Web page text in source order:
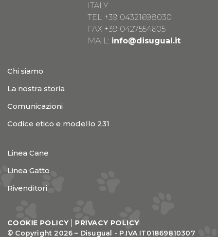
ITALY
TEL +39 04321698030
FAX +39 0427554605
MAIL: info@disugual.it
Chi siamo
La nostra storia
Comunicazioni
Codice etico e modello 231
Linea Cane
Linea Gatto
Rivenditori
COOKIE POLICY
PRIVACY POLICY
© Copyright 2026 – Disugual - P.IVA IT01869810307